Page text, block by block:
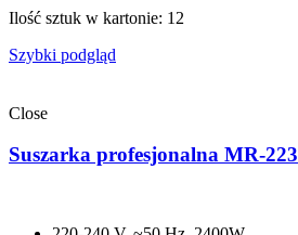
Ilość sztuk w kartonie: 12
Szybki podgląd
Close
Suszarka profesjonalna MR-223